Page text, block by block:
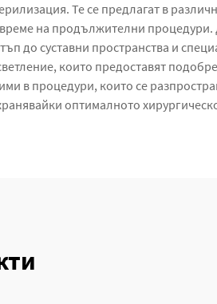
Те се предлагат в
на продължителни процедури.
до суставни пространства и
които предоставят
в процедури, които се
оптималното